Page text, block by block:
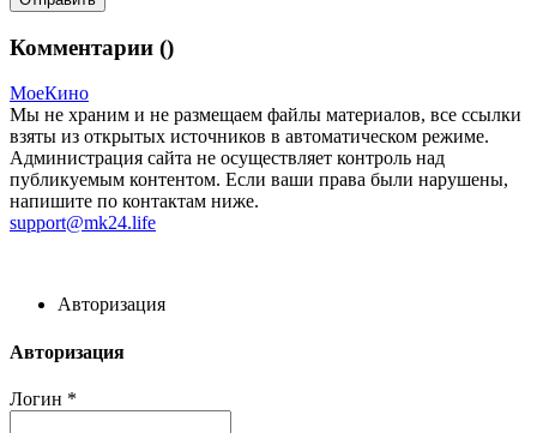
Комментарии ()
МоеКино
Мы не храним и не размещаем файлы материалов, все ссылки
взяты из открытых источников в автоматическом режиме.
Администрация сайта не осуществляет контроль над
публикуемым контентом. Если ваши права были нарушены,
напишите по контактам ниже.
support@mk24.life
Авторизация
Авторизация
Логин *